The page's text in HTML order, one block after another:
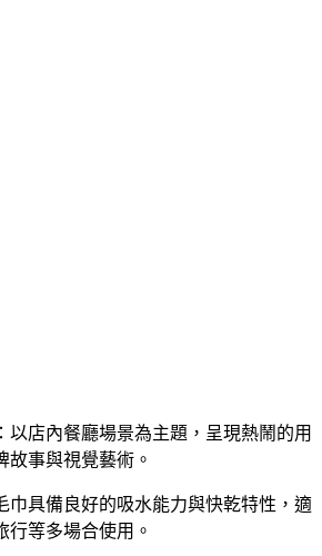
：以店內餐廳場景為主題，呈現熱鬧的用
故事與視覺藝術。
巾具備良好的吸水能力與快乾特性，適
行等多場合使用。